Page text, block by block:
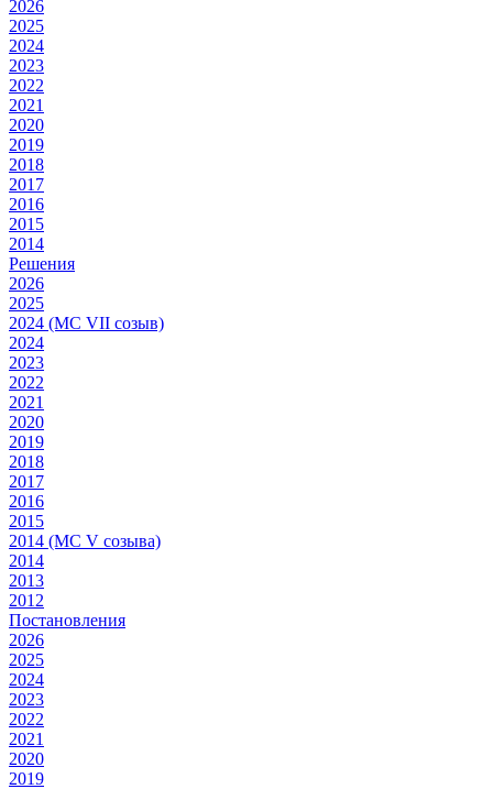
2026
2025
2024
2023
2022
2021
2020
2019
2018
2017
2016
2015
2014
Решения
2026
2025
2024 (МС VII созыв)
2024
2023
2022
2021
2020
2019
2018
2017
2016
2015
2014 (МС V созыва)
2014
2013
2012
Постановления
2026
2025
2024
2023
2022
2021
2020
2019